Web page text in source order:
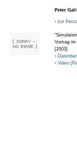
Peter
› zur
Vortrag
[2003]
›
› Video